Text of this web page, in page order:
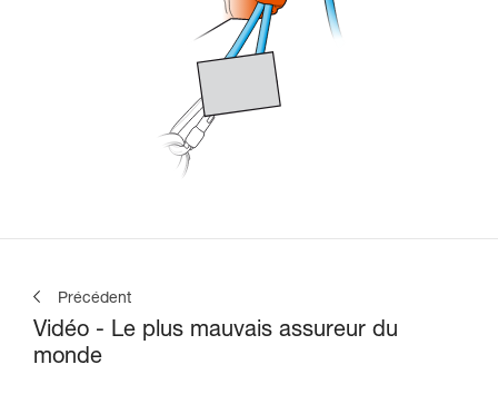
Précédent
Vidéo - Le plus mauvais assureur du
monde